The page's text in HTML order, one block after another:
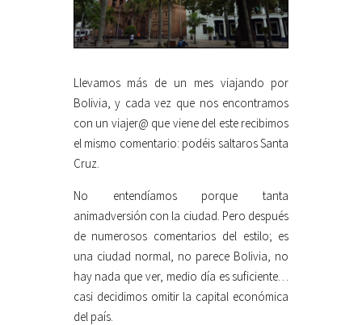
Llevamos más de un mes viajando por
Bolivia, y cada vez que nos encontramos
con un viajer@ que viene del este recibimos
el mismo comentario: podéis saltaros Santa
Cruz.
No entendíamos porque tanta
animadversión con la ciudad. Pero después
de numerosos comentarios del estilo; es
una ciudad normal, no parece Bolivia, no
hay nada que ver, medio día es suficiente…
casi decidimos omitir la capital económica
del país.